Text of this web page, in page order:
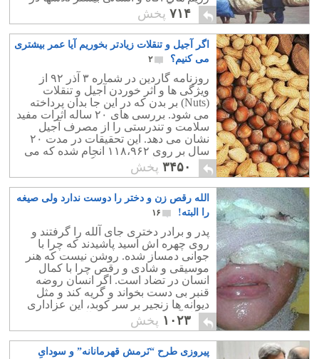
تربیت و آموزش کودکان به کار می رود.
۷۱۴ پخش
اگر آجیل و تنقلات زیادتر بخوریم آیا عمر بیشتری
می کنیم؟
۲
روزنامه گاردین در شماره ۳ آذر ۹۲ از
ویژگی ها و اثر خوردن آجیل و تنقلات
(Nuts) بر بدن که در این جا بدان پرداخته
می شود. بررسی های ۲۰ ساله اثرات مفید
سلامت و تندرستی را از مصرف آجیل
نشان می دهد. این تحقیقات در مدت ۲۰
سال بر روی ۱۱۸،۹۶۲ انجام شده که می
توان نتایج زیادی از اب بر گرفت.
۳۴۵۰ پخش
الله رقص زن و دختر را دوست ندارد ولی صیغه
را البته!
۱۶
پدر و برادر دختری جای آلله را گرفتند و
روی چهره اش اسید پاشیدند که چرا با
جوانی دمساز شده. روشن نیست که هنر
موسیقی و شادی و رقص چرا با کمال
انسان در تضاد است. اگر انسان روضه
قنبر بی دست بخواند و گریه کند و مثل
دیوانه ها زنجیر بر سر کوبد، این عزاداری
کمال آور است؟! یعنی کمال از نظر تشیع
سادیسم است.
۱۰۲۳ پخش
پیروزی طرح “نَرمش قهرمانانه” و سودایِ